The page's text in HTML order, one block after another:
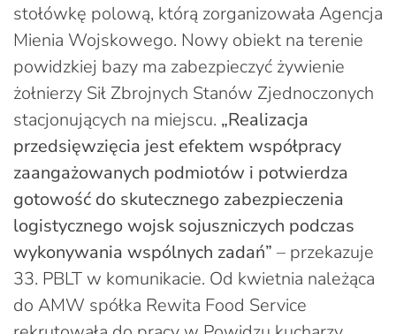
stołówkę polową, którą zorganizowała Agencja
Mienia Wojskowego. Nowy obiekt na terenie
powidzkiej bazy ma zabezpieczyć żywienie
żołnierzy Sił Zbrojnych Stanów Zjednoczonych
stacjonujących na miejscu. „Realizacja
przedsięwzięcia jest efektem współpracy
zaangażowanych podmiotów i potwierdza
gotowość do skutecznego zabezpieczenia
logistycznego wojsk sojuszniczych podczas
wykonywania wspólnych zadań” – przekazuje
33. PBLT w komunikacie. Od kwietnia należąca
do AMW spółka Rewita Food Service